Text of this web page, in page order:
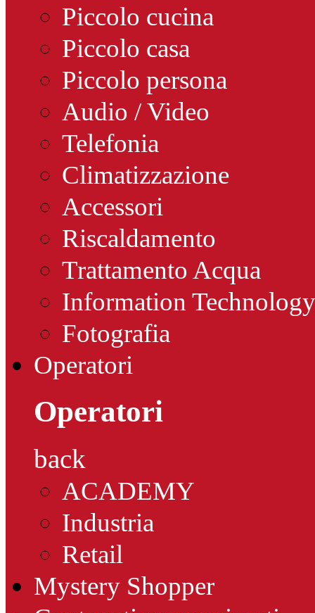
Piccolo cucina
Piccolo casa
Piccolo persona
Audio / Video
Telefonia
Climatizzazione
Accessori
Riscaldamento
Trattamento Acqua
Information Technology
Fotografia
Operatori
Operatori
back
ACADEMY
Industria
Retail
Mystery Shopper